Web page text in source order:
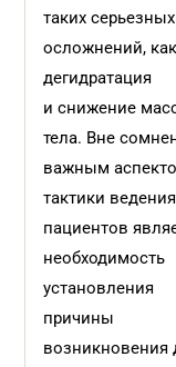
таких серьезных
осложнений, как
дегидратация
и снижение
тела. Вне
важным
тактики ведения
пациентов
необходимость
установления
причины
возникновения